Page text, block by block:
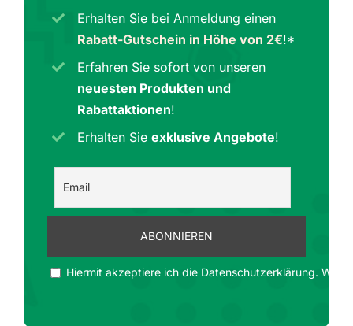
Erhalten Sie bei Anmeldung einen
Rabatt-Gutschein in Höhe von 2€!*
Erfahren Sie sofort von unseren
neuesten Produkten und
Rabattaktionen!
Erhalten Sieexklusive Angebote!
Hiermit akzeptiere ich die Datenschutzerklärung. Wir